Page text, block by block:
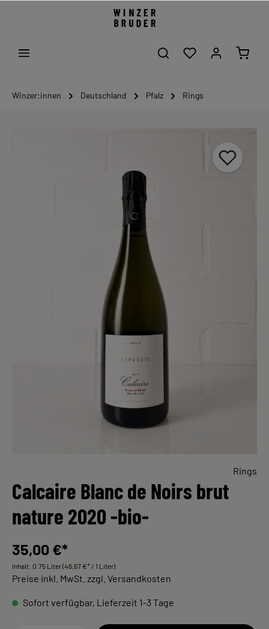
Winzer:innen Deutschland Pfalz Rings
Rings
Calcaire Blanc de Noirs brut
nature 2020 -bio-
35,00 €*
Inhalt: 0.75 Liter(46,67 €* / 1 Liter)
Preise inkl. MwSt. zzgl. Versandkosten
Sofort verfügbar, Lieferzeit 1-3 Tage